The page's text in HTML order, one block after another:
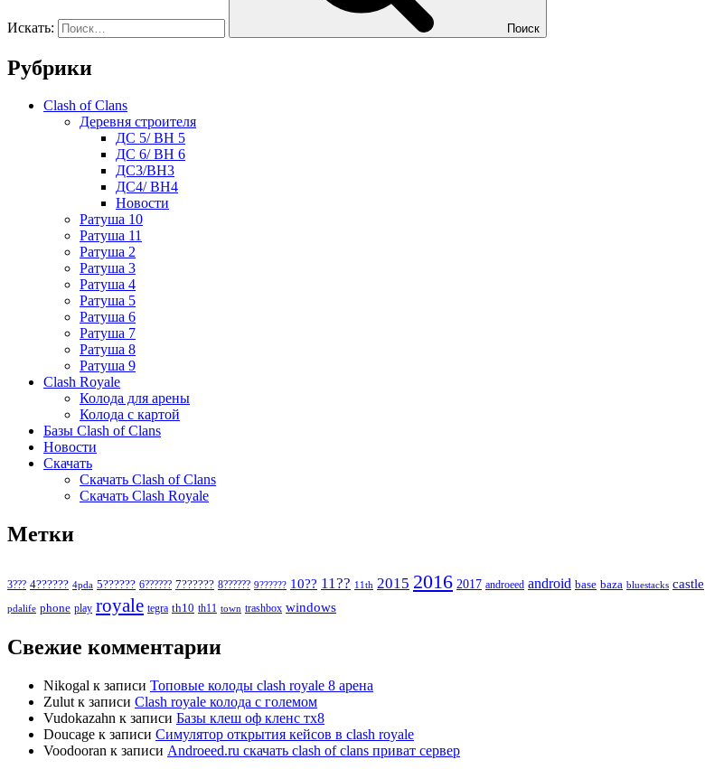
Искать: Поиск
Рубрики
Clash of Clans
Деревня строителя
ДС 5/ BH 5
ДС 6/ BH 6
ДС3/BH3
ДС4/ BH4
Новости
Ратуша 10
Ратуша 11
Ратуша 2
Ратуша 3
Ратуша 4
Ратуша 5
Ратуша 6
Ратуша 7
Ратуша 8
Ратуша 9
Clash Royale
Колода для арены
Колода с картой
Базы Clash of Clans
Новости
Скачать
Скачать Clash of Clans
Скачать Clash Royale
Метки
3??? 4?????? 4pda 5?????? 6?????? 7?????? 8?????? 9?????? 10?? 11?? 11th 2015 2016 2017 androeed android base baza bluestacks castle
pdalife phone play royale tegra th10 th11 town trashbox windows
Свежие комментарии
Nikogal к записи Топовые колоды clash royale 8 арена
Zulut к записи Clash royale колода с големом
Vudokazahn к записи Базы клеш оф кленс тх8
Doucage к записи Симулятор открытия кейсов в clash royale
Voodooran к записи Androeed.ru скачать clash of clans приват сервер